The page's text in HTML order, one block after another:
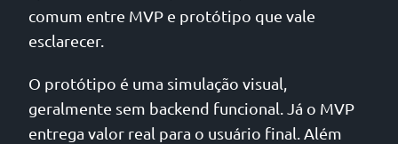
comum entre MVP e protótipo que vale
esclarecer.
O protótipo é uma simulação visual,
geralmente sem backend funcional. Já o MVP
entrega valor real para o usuário final. Além